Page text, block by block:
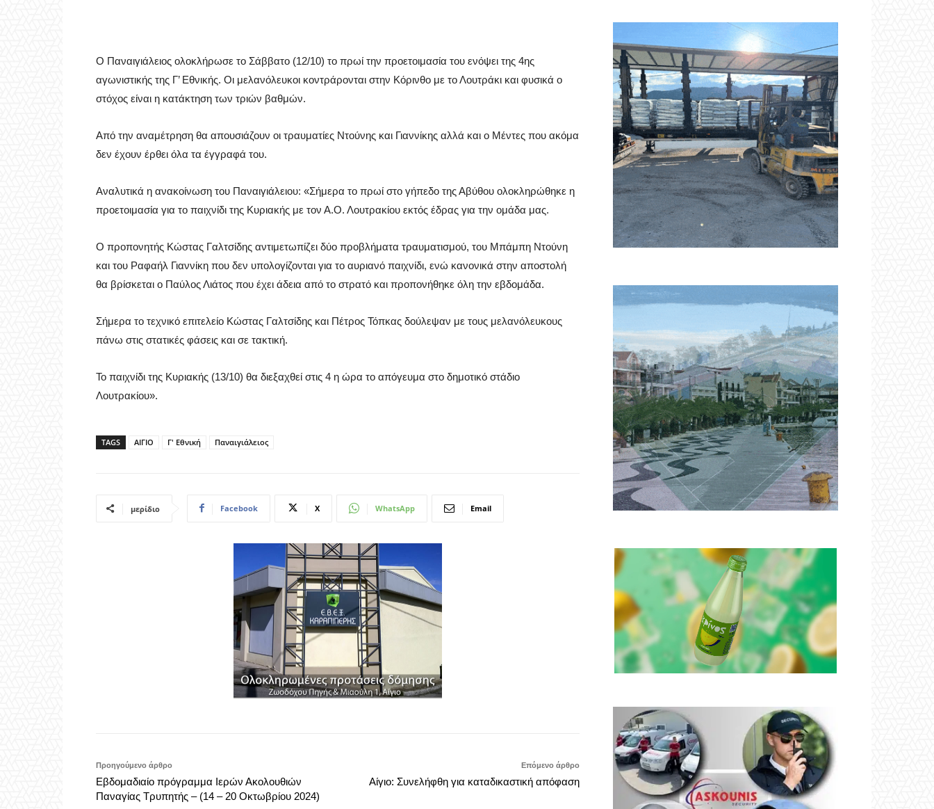
Ο Παναιγιάλειος ολοκλήρωσε το Σάββατο (12/10) το πρωί την προετοιμασία του ενόψει της 4ης
αγωνιστικής της Γ’ Εθνικής. Οι μελανόλευκοι κοντράρονται στην Κόρινθο με το Λουτράκι και φυσικά ο
στόχος είναι η κατάκτηση των τριών βαθμών.
Από την αναμέτρηση θα απουσιάζουν οι τραυματίες Ντούνης και Γιαννίκης αλλά και ο Μέντες που ακόμα
δεν έχουν έρθει όλα τα έγγραφά του.
Αναλυτικά η ανακοίνωση του Παναιγιάλειου: «Σήμερα το πρωί στο γήπεδο της Αβύθου ολοκληρώθηκε η
προετοιμασία για το παιχνίδι της Κυριακής με τον Α.Ο. Λουτρακίου εκτός έδρας για την ομάδα μας.
Ο προπονητής Κώστας Γαλτσίδης αντιμετωπίζει δύο προβλήματα τραυματισμού, του Μπάμπη Ντούνη
και του Ραφαήλ Γιαννίκη που δεν υπολογίζονται για το αυριανό παιχνίδι, ενώ κανονικά στην αποστολή
θα βρίσκεται ο Παύλος Λιάτος που έχει άδεια από το στρατό και προπονήθηκε όλη την εβδομάδα.
Σήμερα το τεχνικό επιτελείο Κώστας Γαλτσίδης και Πέτρος Τόπκας δούλεψαν με τους μελανόλευκους
πάνω στις στατικές φάσεις και σε τακτική.
Το παιχνίδι της Κυριακής (13/10) θα διεξαχθεί στις 4 η ώρα το απόγευμα στο δημοτικό στάδιο
Λουτρακίου».
TAGS ΑΙΓΙΟ Γ' Εθνική Παναιγιάλειος
μερίδιο Facebook X WhatsApp Email
Παναγίας Τρυπητής – (14 – 20 Οκτωβρίου 2024)